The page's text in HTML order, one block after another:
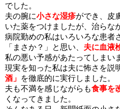
でした。
夫の腕に小さな湿疹ができ、皮
いた薬をつけましたが、治らな
病院勤めの私はいろいろな患者
「まさか？」と思い、 夫に血液
私の悪い予感があたってしまい
現実を知った私は夫に怖さを説
酒」 を徹底的に実行しました。
夫も不満を感じながらも食事を
くなってきました。